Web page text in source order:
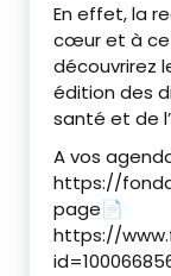
En effet, la
cœur et à
découvrirez
édition des
santé et de
A vos
https://
page📄
https://